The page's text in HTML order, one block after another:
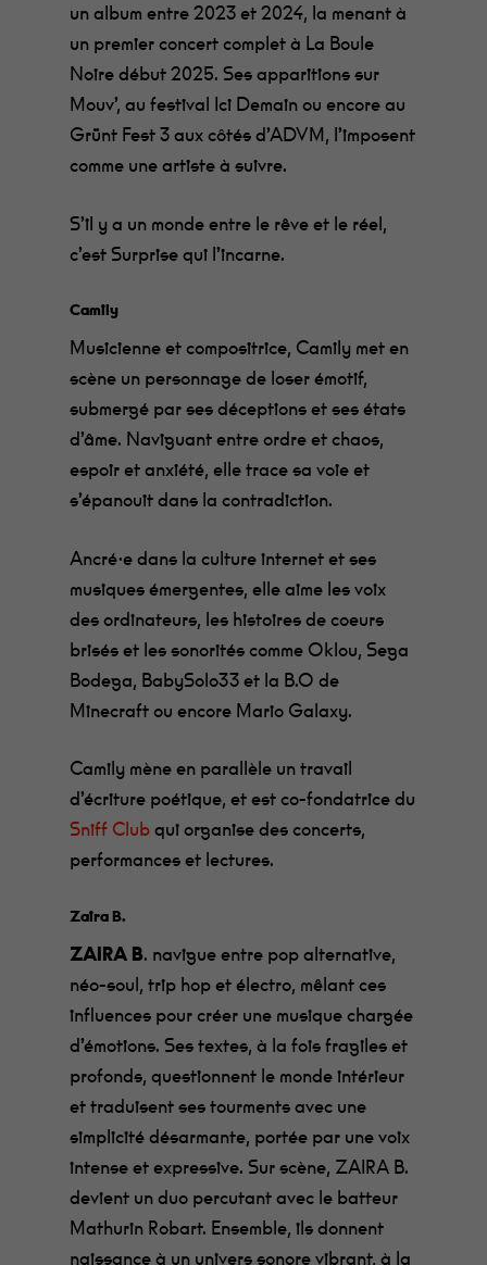
un album entre 2023 et 2024, la menant à
un premier concert complet à La Boule
Noire début 2025. Ses apparitions sur
Mouv’, au festival Ici Demain ou encore au
Grünt Fest 3 aux côtés d’ADVM, l’imposent
comme une artiste à suivre.
S’il y a un monde entre le rêve et le réel,
c’est Surprise qui l’incarne.
Camily
Musicienne et compositrice, Camily met en
scène un personnage de loser émotif,
submergé par ses déceptions et ses états
d’âme. Naviguant entre ordre et chaos,
espoir et anxiété, elle trace sa voie et
s’épanouit dans la contradiction.
Ancré·e dans la culture internet et ses
musiques émergentes, elle aime les voix
des ordinateurs, les histoires de coeurs
brisés et les sonorités comme Oklou, Sega
Bodega, BabySolo33 et la B.O de
Minecraft ou encore Mario Galaxy.
Camily mène en parallèle un travail
d’écriture poétique, et est co-fondatrice du
Sniff Club qui organise des concerts,
performances et lectures.
Zaira B.
ZAIRA B. navigue entre pop alternative,
néo-soul, trip hop et électro, mêlant ces
influences pour créer une musique chargée
d’émotions. Ses textes, à la fois fragiles et
profonds, questionnent le monde intérieur
et traduisent ses tourments avec une
simplicité désarmante, portée par une voix
intense et expressive. Sur scène, ZAIRA B.
devient un duo percutant avec le batteur
Mathurin Robart. Ensemble, ils donnent
naissance à un univers sonore vibrant, à la